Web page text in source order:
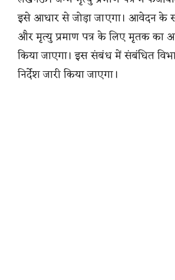
इसे आधार से जोड़ा जाएगा। आवेदन के
और मृत्यु प्रमाण पत्र के लिए मृतक का
किया जाएगा। इस संबंध में संबंधित
निर्देश जारी किया जाएगा।